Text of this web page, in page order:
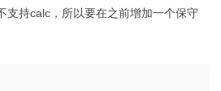
支持calc，所以要在之前增加一个保守